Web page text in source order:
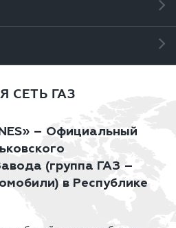
СЕТЬ ГАЗ
– Официальный
(группа ГАЗ –
в Республике